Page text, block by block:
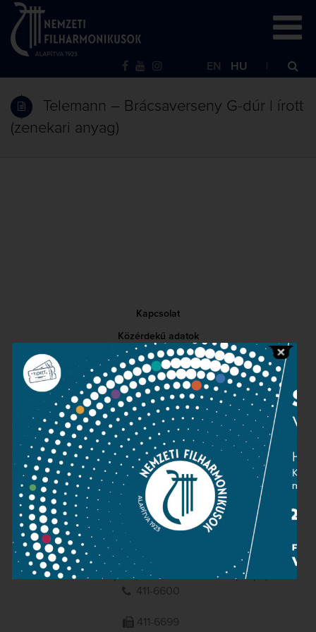
EN HU
Telemann – Brácsaverseny G-dúr | írott
(zenekari anyag)
Kapcsolat
Közérdekű adatok
Sajtószoba
Adatvédelem
Impresszum
NEMZETI
FILHARMONIKUSOK
1095 Budapest, Komor Marcell u. 1. (Müpa)
411-6600
411-6699